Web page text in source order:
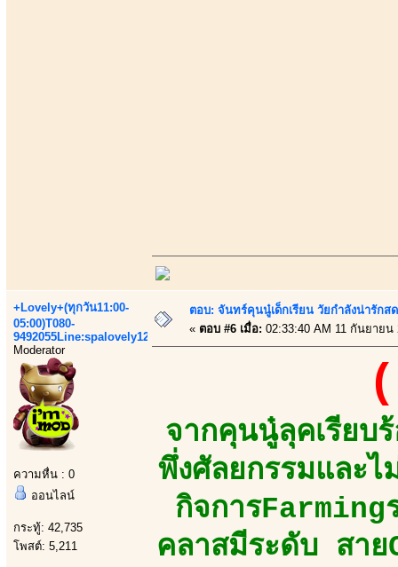
+Lovely+(ทุกวัน11:00-
05:00)T080-
9492055Line:spalovely123
Moderator
ความหื่น : 0
ออนไลน์
กระทู้: 42,735
โพสต์: 5,211
ตอบ: จันทร์คุนนู๋เด็กเรียน วัยกำลังน่ารัก
« ตอบ #6 เมื่อ: 02:33:40 AM 11 กันยายน
จากคุนนู๋ลุคเรียบ
พึ่งศัลยกรรมและไ
กิจการ
คลาสมีระดับ สาย